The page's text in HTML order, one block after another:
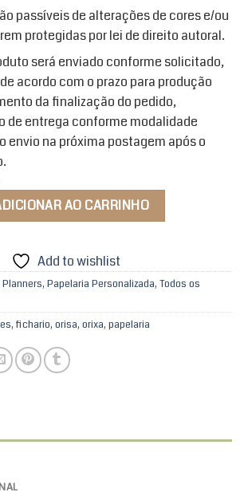
passíveis de alterações de cores e/ou
protegidas por lei de direito autoral.
será enviado conforme solicitado,
acordo com o prazo para produção
da finalização do pedido,
de entrega conforme modalidade
envio na próxima postagem após o
Meu Ori Paramentas quantidade
AO CARRINHO
Add to wishlist
, Papelaria Personalizada, Todos os
, fichario, orisa, orixa, papelaria